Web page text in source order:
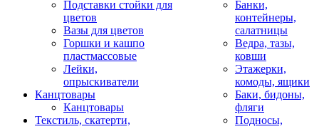
Подставки стойки для
цветов
Вазы для цветов
Горшки и кашпо
пластмассовые
Лейки,
опрыскиватели
Канцтовары
Канцтовары
Текстиль, скатерти,
Банки,
контейнеры,
салатницы
Ведра, тазы,
ковши
Этажерки,
комоды, ящики
Баки, бидоны,
фляги
Подносы,